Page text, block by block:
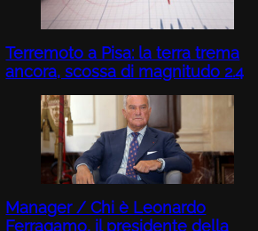
Terremoto a Pisa: la terra trema
ancora, scossa di magnitudo 2.4
Manager / Chi è Leonardo
Ferragamo, il presidente della